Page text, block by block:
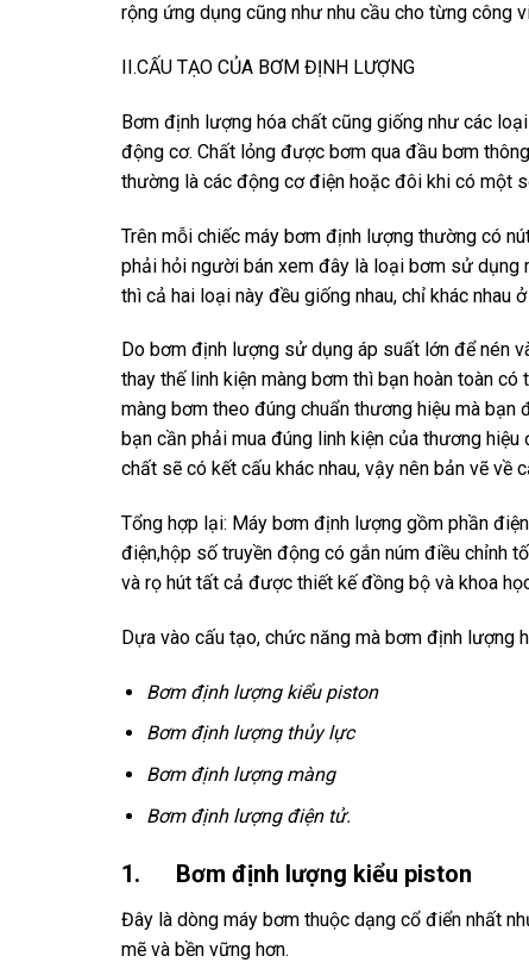
rộng ứng dụng cũng như nhu cầu cho từng công
II.CẤU TẠO CỦA BƠM ĐỊNH LƯỢNG
Bơm định lượng hóa chất cũng giống như các
động cơ. Chất lỏng được bơm qua đầu bơm
thường là các động cơ điện hoặc đôi khi có một
Trên mỗi chiếc máy bơm định lượng thường có
phải hỏi người bán xem đây là loại bơm sử dụng
thì cả hai loại này đều giống nhau, chỉ khác nhau
Do bơm định lượng sử dụng áp suất lớn để nén
thay thế linh kiện màng bơm thì bạn hoàn toàn
màng bơm theo đúng chuẩn thương hiệu mà bạn
bạn cần phải mua đúng linh kiện của thương
chất sẽ có kết cấu khác nhau, vậy nên bản vẽ về
Tổng hợp lại: Máy bơm định lượng gồm phần
điện,hộp số truyền động có gắn núm điều chỉnh
và rọ hút tất cả được thiết kế đồng bộ và khoa
Dựa vào cấu tạo, chức năng mà bơm định lượng
Bơm định lượng kiểu piston
Bơm định lượng thủy lực
Bơm định lượng màng
Bơm định lượng điện tử.
1. Bơm định lượng kiểu piston
Đây là dòng máy bơm thuộc dạng cổ điển nhất
mẽ và bền vững hơn.